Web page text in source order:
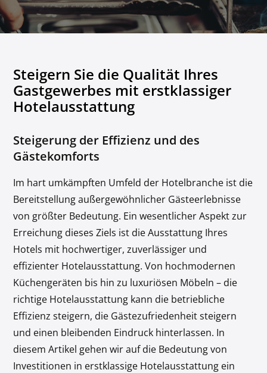
Steigern Sie die Qualität Ihres
Gastgewerbes mit erstklassiger
Hotelausstattung
Steigerung der Effizienz und des
Gästekomforts
Im hart umkämpften Umfeld der Hotelbranche ist die
Bereitstellung außergewöhnlicher Gästeerlebnisse
von größter Bedeutung. Ein wesentlicher Aspekt zur
Erreichung dieses Ziels ist die Ausstattung Ihres
Hotels mit hochwertiger, zuverlässiger und
effizienter Hotelausstattung. Von hochmodernen
Küchengeräten bis hin zu luxuriösen Möbeln – die
richtige Hotelausstattung kann die betriebliche
Effizienz steigern, die Gästezufriedenheit steigern
und einen bleibenden Eindruck hinterlassen. In
diesem Artikel gehen wir auf die Bedeutung von
Investitionen in erstklassige Hotelausstattung ein